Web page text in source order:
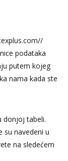
podataka
putem kojeg
nama kada ste
donjoj tabeli.
su navedeni u
na sledećem